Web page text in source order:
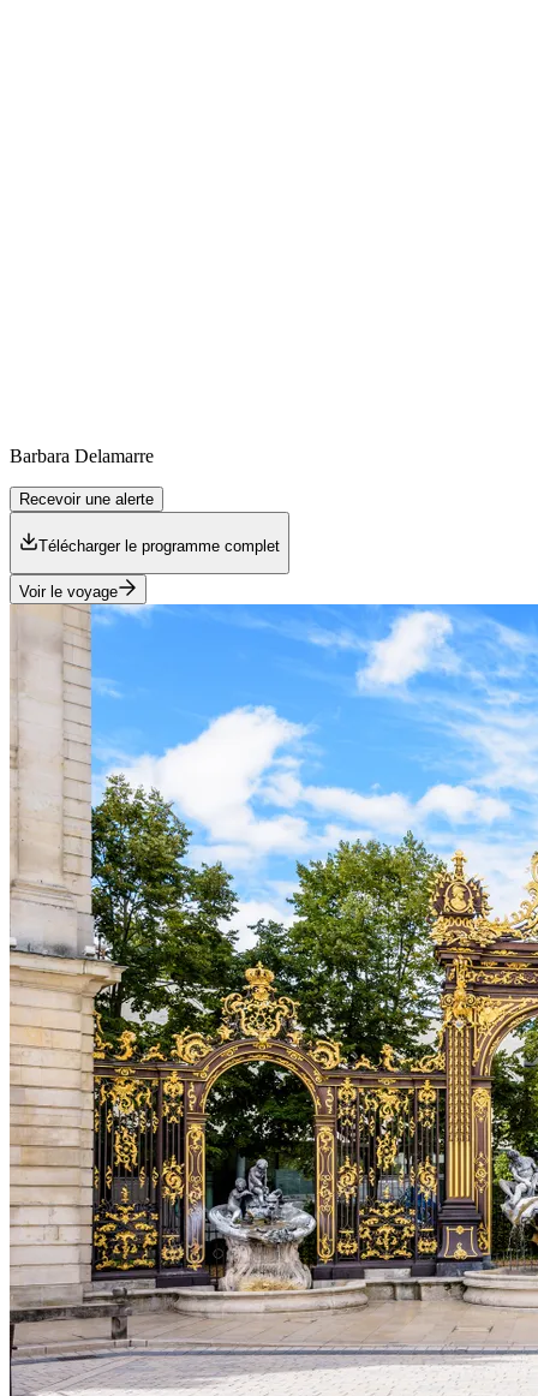
Barbara Delamarre
Recevoir une alerte
Télécharger le programme complet
Voir le voyage